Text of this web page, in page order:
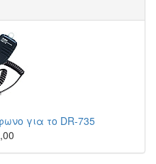
για το DR-735